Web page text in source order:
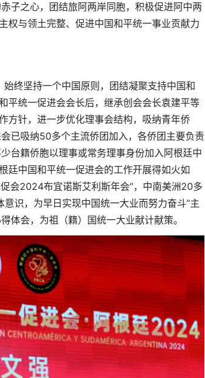
子之心，团结旅阿两岸同胞，积极促进阿中两
权与领土完整、促进中国和平统一事业贡献力
终坚持一个中国原则，团结凝聚支持中国和
平统一促进会会长后，继承创会会长袁建平等
方针，进一步优化理事会结构，吸纳青年侨
已吸纳50多个主流侨团加入，各侨团主要负责
台籍侨胞以理事或常务理事身份加入阿根廷中
廷中国和平统一促进会的工作开展得如火如
会2024布宜诺斯艾利斯年会”，中南美洲20多
识，为早日实现中国统一大业而努力奋斗”主
体会，为祖（籍）国统一大业献计献策。